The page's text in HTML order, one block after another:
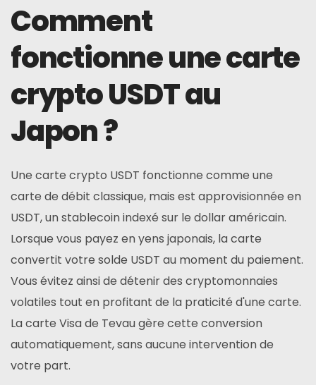
Comment
fonctionne une carte
crypto USDT au
Japon ?
Une carte crypto USDT fonctionne comme une
carte de débit classique, mais est approvisionnée en
USDT, un stablecoin indexé sur le dollar américain.
Lorsque vous payez en yens japonais, la carte
convertit votre solde USDT au moment du paiement.
Vous évitez ainsi de détenir des cryptomonnaies
volatiles tout en profitant de la praticité d'une carte.
La carte Visa de Tevau gère cette conversion
automatiquement, sans aucune intervention de
votre part.